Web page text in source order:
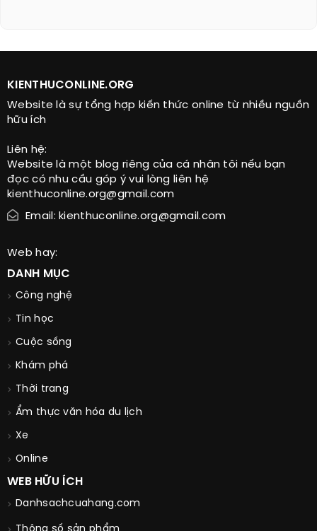
KIENTHUCONLINE.ORG
Website là sự tổng hợp kiến thức online từ nhiều nguồn
hữu ích
Liên hệ:
Website là một blog riêng của cá nhân tôi nếu bạn
đọc có nhu cầu góp ý vui lòng liên hệ
kienthuconline.org@gmail.com
Email: kienthuconline.org@gmail.com
Web hay:
DANH MỤC
Công nghệ
Tin học
Cuộc sống
Khám phá
Thời trang
Ẩm thực văn hóa du lịch
Xe
Online
WEB HỮU ÍCH
Danhsachcuahang.com